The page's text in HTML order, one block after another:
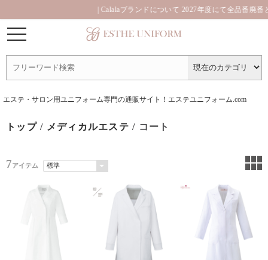
| Calalaブランドについて 2027年度にて全品番廃番と
エステ・サロン用ユニフォーム専門の通販サイト！エステユニフォーム.com
トップ/ メディカルエステ / コート
7アイテム